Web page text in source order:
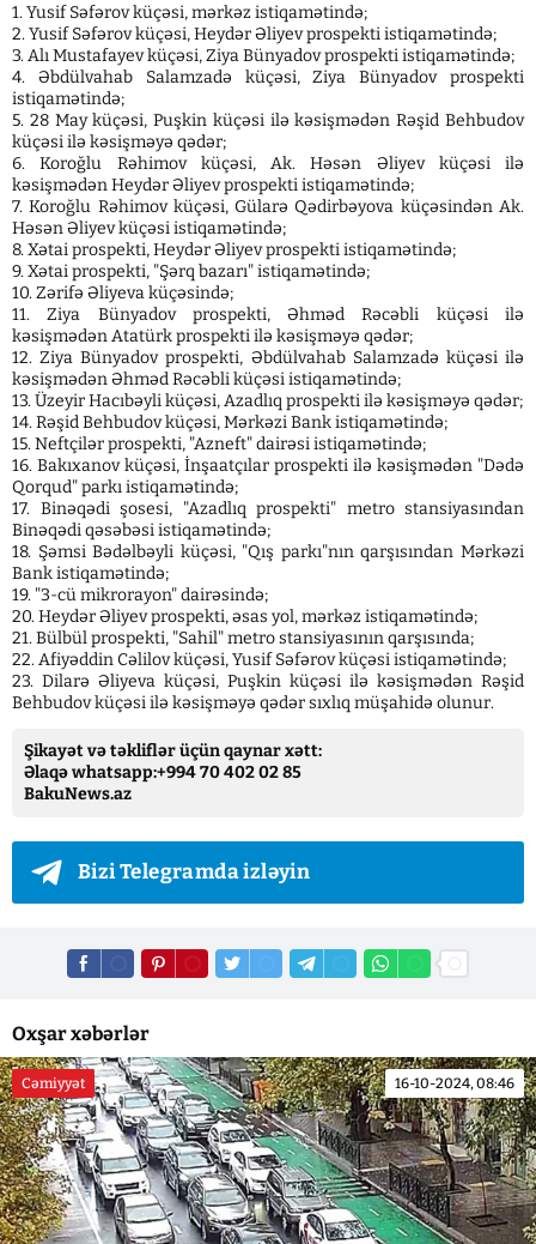
1. Yusif Səfərov küçəsi, mərkəz istiqamətində;
2. Yusif Səfərov küçəsi, Heydər Əliyev prospekti istiqamətində;
3. Alı Mustafayev küçəsi, Ziya Bünyadov prospekti istiqamətində;
4. Əbdülvahab Salamzadə küçəsi, Ziya Bünyadov prospekti
istiqamətində;
5. 28 May küçəsi, Puşkin küçəsi ilə kəsişmədən Rəşid Behbudov
küçəsi ilə kəsişməyə qədər;
6. Koroğlu Rəhimov küçəsi, Ak. Həsən Əliyev küçəsi ilə
kəsişmədən Heydər Əliyev prospekti istiqamətində;
7. Koroğlu Rəhimov küçəsi, Gülarə Qədirbəyova küçəsindən Ak.
Həsən Əliyev küçəsi istiqamətində;
8. Xətai prospekti, Heydər Əliyev prospekti istiqamətində;
9. Xətai prospekti, "Şərq bazarı" istiqamətində;
10. Zərifə Əliyeva küçəsində;
11. Ziya Bünyadov prospekti, Əhməd Rəcəbli küçəsi ilə
kəsişmədən Atatürk prospekti ilə kəsişməyə qədər;
12. Ziya Bünyadov prospekti, Əbdülvahab Salamzadə küçəsi ilə
kəsişmədən Əhməd Rəcəbli küçəsi istiqamətində;
13. Üzeyir Hacıbəyli küçəsi, Azadlıq prospekti ilə kəsişməyə qədər;
14. Rəşid Behbudov küçəsi, Mərkəzi Bank istiqamətində;
15. Neftçilər prospekti, "Azneft" dairəsi istiqamətində;
16. Bakıxanov küçəsi, İnşaatçılar prospekti ilə kəsişmədən "Dədə
Qorqud" parkı istiqamətində;
17. Binəqədi şosesi, "Azadlıq prospekti" metro stansiyasından
Binəqədi qəsəbəsi istiqamətində;
18. Şəmsi Bədəlbəyli küçəsi, "Qış parkı"nın qarşısından Mərkəzi
Bank istiqamətində;
19. "3-cü mikrorayon" dairəsində;
20. Heydər Əliyev prospekti, əsas yol, mərkəz istiqamətində;
21. Bülbül prospekti, "Sahil" metro stansiyasının qarşısında;
22. Afiyəddin Cəlilov küçəsi, Yusif Səfərov küçəsi istiqamətində;
23. Dilarə Əliyeva küçəsi, Puşkin küçəsi ilə kəsişmədən Rəşid
Behbudov küçəsi ilə kəsişməyə qədər sıxlıq müşahidə olunur.
Şikayət və təkliflər üçün qaynar xətt:
Əlaqə whatsapp:+994 70 402 02 85
BakuNews.az
Bizi Telegramda izləyin
Oxşar xəbərlər
Cəmiyyət 16-10-2024, 08:46